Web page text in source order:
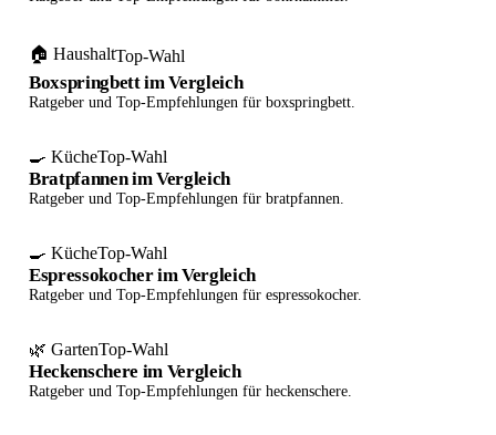
🏠 HaushaltTop-Wahl
Boxspringbett im Vergleich
Ratgeber und Top-Empfehlungen für boxspringbett.
🍳 KücheTop-Wahl
Bratpfannen im Vergleich
Ratgeber und Top-Empfehlungen für bratpfannen.
🍳 KücheTop-Wahl
Espressokocher im Vergleich
Ratgeber und Top-Empfehlungen für espressokocher.
🌿 GartenTop-Wahl
Heckenschere im Vergleich
Ratgeber und Top-Empfehlungen für heckenschere.